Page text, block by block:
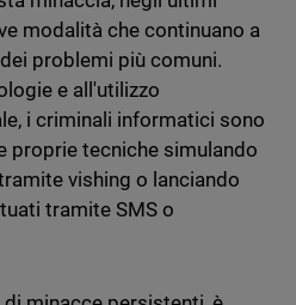
modalità che continuano a
problemi più comuni.
e all'utilizzo
i criminali informatici sono
proprie tecniche simulando
vishing o lanciando
tramite SMS o